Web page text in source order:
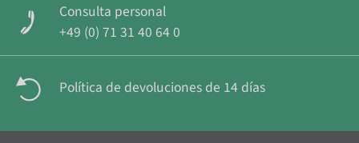
Consulta personal
+49 (0) 71 31 40 64 0
Política de devoluciones de 14 días